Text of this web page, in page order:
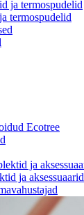
termospudelid
Ecotree
ja aksessuaarid